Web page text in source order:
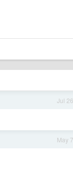
Jul 26
May 7